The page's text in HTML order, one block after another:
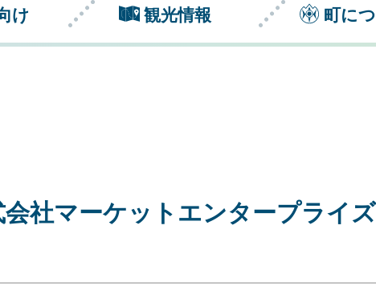
け 観光情報 町に
社マーケットエンタープライ